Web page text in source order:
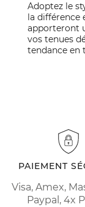
Adoptez le
la différence
apporteront
vos tenues
tendance en
PAIEMENT
Visa, Amex,
Paypal, 4x